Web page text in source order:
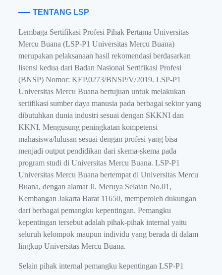
TENTANG LSP
Lembaga Sertifikasi Profesi Pihak Pertama Universitas
Mercu Buana (LSP-P1 Universitas Mercu Buana)
merupakan pelaksanaan hasil rekomendasi berdasarkan
lisensi kedua dari Badan Nasional Sertifikasi Profesi
(BNSP) Nomor: KEP.0273/BNSP/V/2019. LSP-P1
Universitas Mercu Buana bertujuan untuk melakukan
sertifikasi sumber daya manusia pada berbagai sektor yang
dibutuhkan dunia industri sesuai dengan SKKNI dan
KKNI. Mengusung peningkatan kompetensi
mahasiswa/lulusan sesuai dengan profesi yang bisa
menjadi output pendidikan dari skema-skema pada
program studi di Universitas Mercu Buana. LSP-P1
Universitas Mercu Buana bertempat di Universitas Mercu
Buana, dengan alamat Jl. Meruya Selatan No.01,
Kembangan Jakarta Barat 11650, memperoleh dukungan
dari berbagai pemangku kepentingan. Pemangku
kepentingan tersebut adalah pihak-pihak internal yaitu
seluruh kelompok maupun individu yang berada di dalam
lingkup Universitas Mercu Buana.
Selain pihak internal pemangku kepentingan LSP-P1